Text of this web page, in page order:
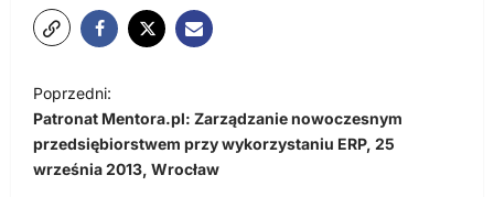
a
w
i
Poprzedni:
Patronat Mentora.pl: Zarządzanie nowoczesnym
przedsiębiorstwem przy wykorzystaniu ERP, 25
września 2013, Wrocław